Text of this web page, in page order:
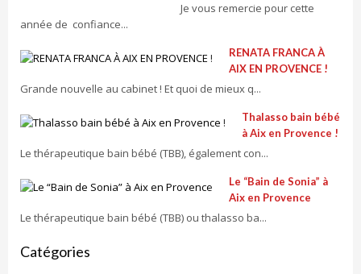
Je vous remercie pour cette
année de confiance...
RENATA FRANCA À
AIX EN PROVENCE !
Grande nouvelle au cabinet ! Et quoi de mieux q...
Thalasso bain bébé
à Aix en Provence !
Le thérapeutique bain bébé (TBB), également con...
Le “Bain de Sonia” à
Aix en Provence
Le thérapeutique bain bébé (TBB) ou thalasso ba...
Catégories